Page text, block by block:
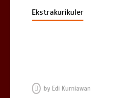
Ekstrakurikuler
by Edi Kurniawan